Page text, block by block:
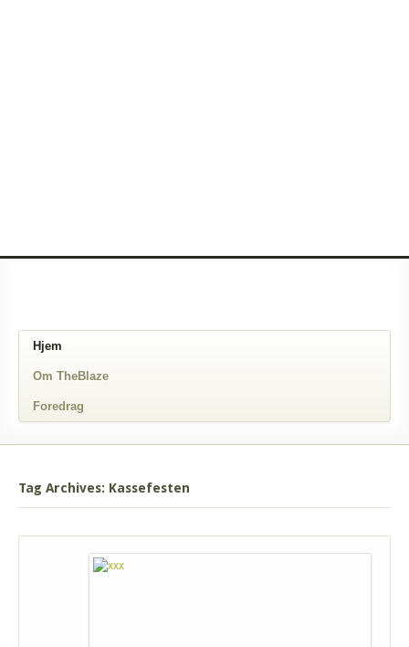
Hjem
Om TheBlaze
Foredrag
Tag Archives: Kassefesten